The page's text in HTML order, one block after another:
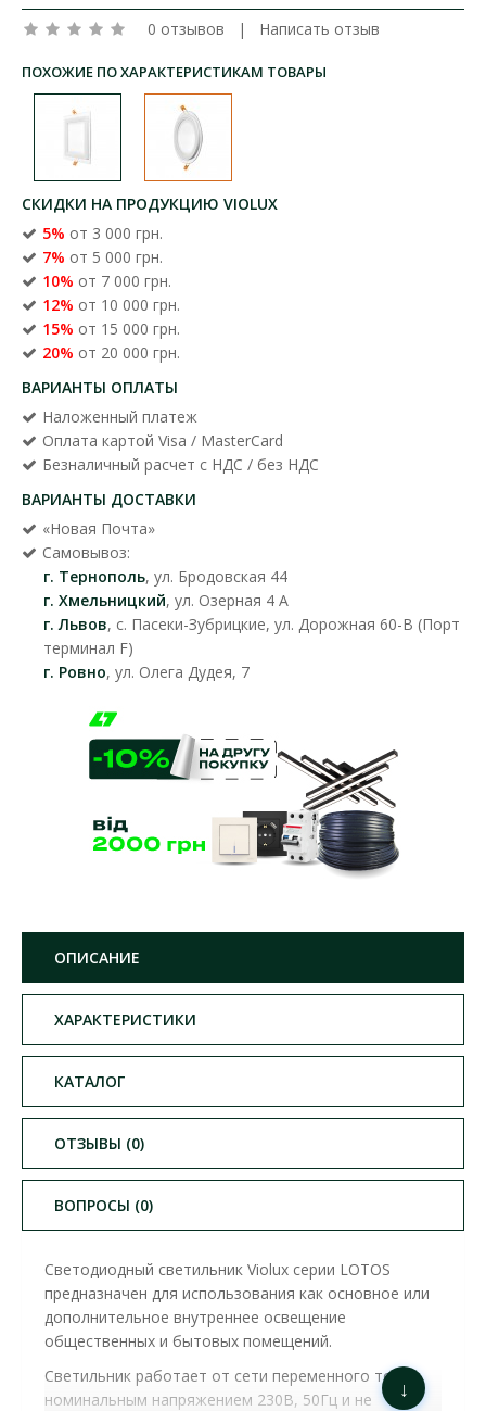
0 отзывов | Написать отзыв
ПОХОЖИЕ ПО ХАРАКТЕРИСТИКАМ ТОВАРЫ
СКИДКИ НА ПРОДУКЦИЮ VIOLUX
5% от 3 000 грн.
7% от 5 000 грн.
10% от 7 000 грн.
12% от 10 000 грн.
15% от 15 000 грн.
20% от 20 000 грн.
ВАРИАНТЫ ОПЛАТЫ
Наложенный платеж
Оплата картой Visa / MasterCard
Безналичный расчет с НДС / без НДС
ВАРИАНТЫ ДОСТАВКИ
«Новая Почта»
Самовывоз:
г. Тернополь, ул. Бродовская 44
г. Хмельницкий, ул. Озерная 4 А
г. Львов, с. Пасеки-Зубрицкие, ул. Дорожная 60-В (Порт
терминал F)
г. Ровно, ул. Олега Дудея, 7
ОПИСАНИЕ
ХАРАКТЕРИСТИКИ
КАТАЛОГ
ОТЗЫВЫ (0)
ВОПРОСЫ (0)
Светодиодный светильник Violux серии LOTOS
предназначен для использования как основное или
дополнительное внутреннее освещение
общественных и бытовых помещений.
Светильник работает от сети переменного тока с
номинальным напряжением 230В, 50Гц и не
↓